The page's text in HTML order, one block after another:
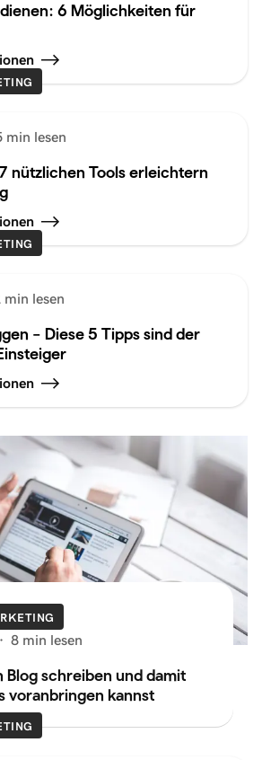
6 Möglichkeiten für
min lesen
nützlichen Tools erleichtern
min lesen
– Diese 5 Tipps sind der
· 8 min lesen
Blog schreiben und damit
voranbringen kannst